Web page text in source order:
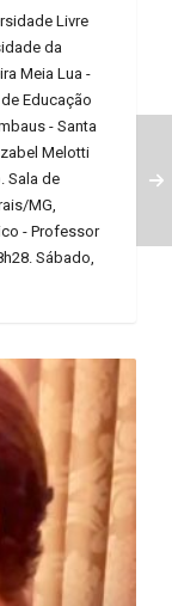
Livre
da
Meia Lua -
Educação
- Santa
Melotti
Sala de
MG,
- Professor
Sábado,